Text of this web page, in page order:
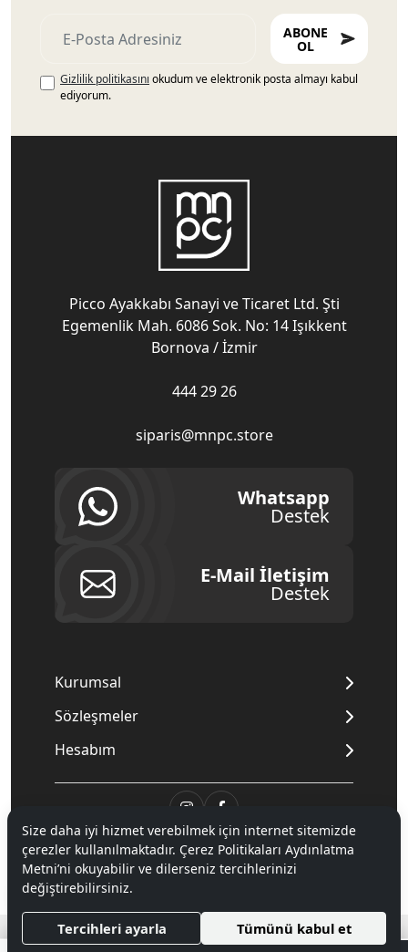
ABONE
OL
Gizlilik politikasını okudum ve elektronik posta almayı kabul
ediyorum.
Picco Ayakkabı Sanayi ve Ticaret Ltd. Şti
Egemenlik Mah. 6086 Sok. No: 14 Işıkkent
Bornova / İzmir
444 29 26
siparis@mnpc.store
Whatsapp
Destek
E-Mail İletişim
Destek
Kurumsal
Sözleşmeler
Hesabım
© 2020Mnpc. Tüm hakları saklıdır.
Hipotenüs Yeni Nesil E-Ticaret Sistemleri ile Hazırlanmıştır.
Size daha iyi hizmet verebilmek için internet sitemizde
çerezler kullanılmaktadır. Çerez Politikaları Aydınlatma
Metni’ni okuyabilir ve dilerseniz tercihlerinizi
değiştirebilirsiniz.
Tercihleri ayarla Tümünü kabul et